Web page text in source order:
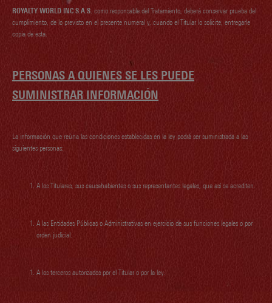
ROYALTY WORLD INC S.A.S. como responsable del Tratamiento, deberá conservar prueba del
cumplimiento, de lo previsto en el presente numeral y, cuando el Titular lo solicite, entregarle
copia de esta.
PERSONAS A QUIENES SE LES PUEDE
SUMINISTRAR INFORMACIÓN
La información que reúna las condiciones establecidas en la ley podrá ser suministrada a las
siguientes personas:
A los Titulares, sus causahabientes o sus representantes legales, que así se acrediten.
A las Entidades Públicas o Administrativas en ejercicio de sus funciones legales o por
orden judicial.
A los terceros autorizados por el Titular o por la ley.